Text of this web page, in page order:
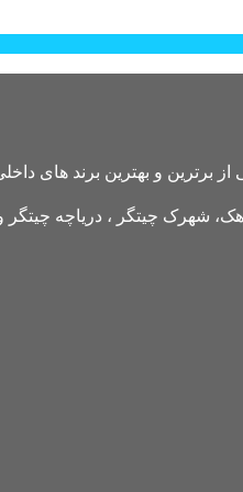
برترین و بهترین برند های